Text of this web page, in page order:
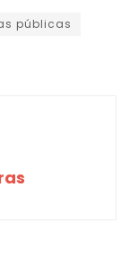
públicas